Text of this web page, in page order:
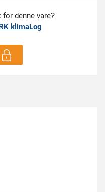
for denne vare?
klimaLog